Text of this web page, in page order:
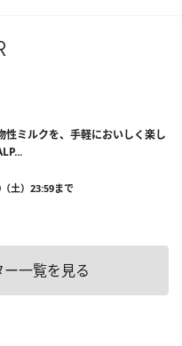
性ミルクを、手軽においしく楽し
土）23:59まで
一覧を見る